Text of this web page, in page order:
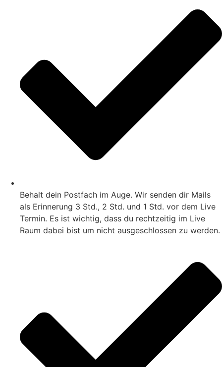
Behalt dein Postfach im Auge. Wir senden dir Mails
als Erinnerung 3 Std., 2 Std. und 1 Std. vor dem Live
Termin. Es ist wichtig, dass du rechtzeitig im Live
Raum dabei bist um nicht ausgeschlossen zu werden.